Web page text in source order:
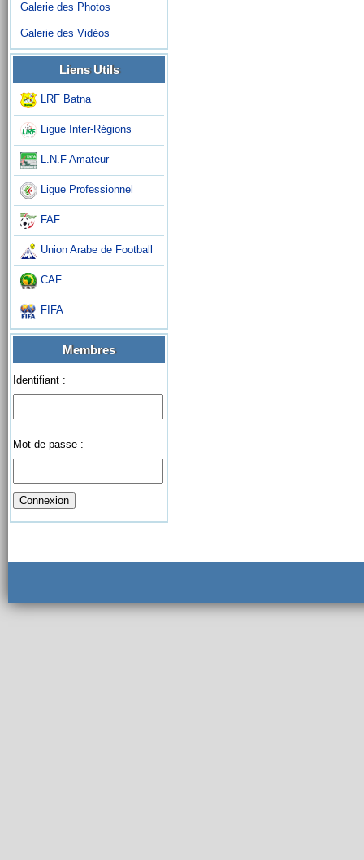
Galerie des Photos
Galerie des Vidéos
Liens Utils
LRF Batna
Ligue Inter-Régions
L.N.F Amateur
Ligue Professionnel
FAF
Union Arabe de Football
CAF
FIFA
Membres
Identifiant :
Mot de passe :